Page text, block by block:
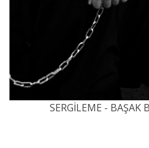
SERGİLEME - BAŞAK